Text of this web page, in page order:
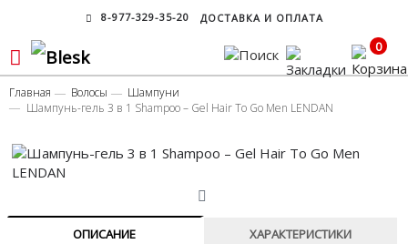
8-977-329-35-20 ДОСТАВКА И ОПЛАТА
0
Главная Волосы
Шампуни
Шампунь-гель 3 в 1 Shampoo – Gel Hair To Go Men LENDAN
ОПИСАНИЕ ХАРАКТЕРИСТИКИ